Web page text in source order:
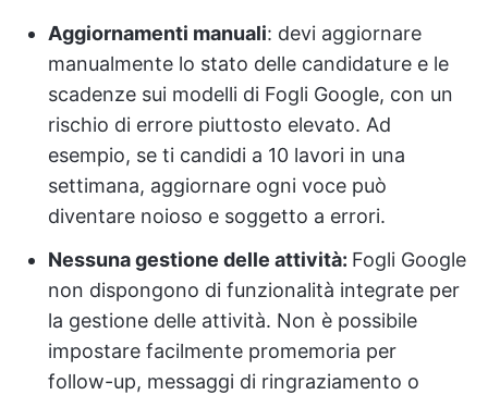
Aggiornamenti manuali: devi aggiornare
manualmente lo stato delle candidature e le
scadenze sui modelli di Fogli Google, con un
rischio di errore piuttosto elevato. Ad
esempio, se ti candidi a 10 lavori in una
settimana, aggiornare ogni voce può
diventare noioso e soggetto a errori.
Nessuna gestione delle attività: Fogli Google
non dispongono di funzionalità integrate per
la gestione delle attività. Non è possibile
impostare facilmente promemoria per
follow-up, messaggi di ringraziamento o